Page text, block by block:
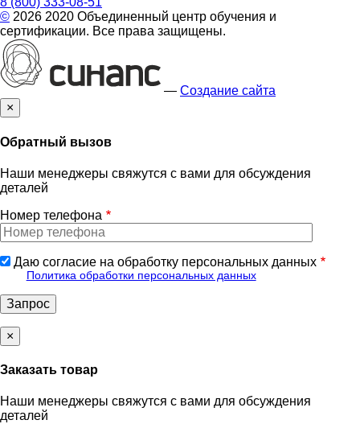
© 2026 2020 Объединенный центр обучения и
сертификации. Все права защищены.
— Создание сайта
×
Обратный вызов
Наши менеджеры свяжутся с вами для обсуждения
деталей
Номер телефона
Даю согласие на обработку персональных данных
Политика обработки персональных данных
×
Заказать товар
Наши менеджеры свяжутся с вами для обсуждения
деталей